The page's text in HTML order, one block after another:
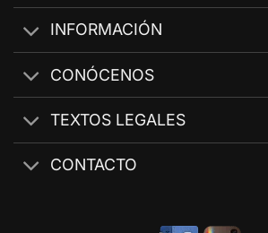
INFORMACIÓN
CONÓCENOS
TEXTOS LEGALES
CONTACTO